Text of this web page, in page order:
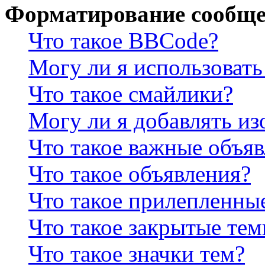
Форматирование
Что такое BBCode?
Могу ли я
Что такое смайлики?
Могу ли я добавлять
Что такое важные
Что такое объявления?
Что такое
Что такое закрытые
Что такое значки тем?